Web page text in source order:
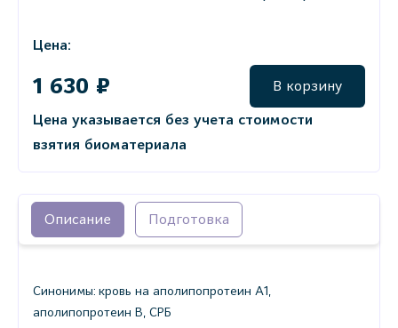
Цена:
1 630 ₽
В корзину
Цена указывается без учета стоимости
взятия биоматериала
Описание Подготовка
Синонимы: кровь на аполипопротеин А1,
аполипопротеин В, СРБ